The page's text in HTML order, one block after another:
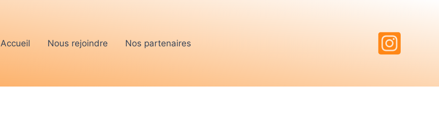
Accueil
Nous rejoindre Nos partenaires